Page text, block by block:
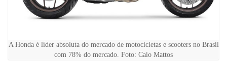
A Honda é líder absoluta do mercado de motocicletas e scooters no Brasil
com 78% do mercado. Foto: Caio Mattos